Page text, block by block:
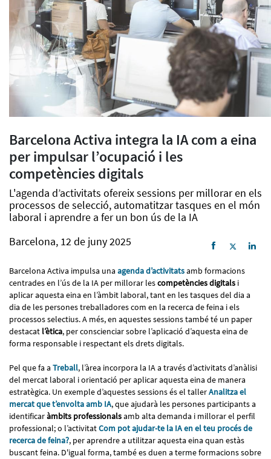
Barcelona Activa integra la IA com a eina
per impulsar l’ocupació i les
competències digitals
L'agenda d’activitats ofereix sessions per millorar en els
processos de selecció, automatitzar tasques en el món
laboral i aprendre a fer un bon ús de la IA
Barcelona, 12 de juny 2025
Barcelona Activa impulsa una agenda d’activitatsamb formacions
centrades en l’ús de la IA per millorar lescompetències digitals i
aplicar aquesta eina en l’àmbit laboral, tant en les tasques del dia a
dia de les persones treballadores com en la recerca de feina i els
processos selectius. A més, en aquestes sessions també té un paper
destacat l’ètica, per conscienciar sobre l’aplicació d’aquesta eina de
forma responsable i respectant els drets digitals.
Pel que fa a Treball, l’àrea incorpora la IA a través d’activitats d’anàlisi
del mercat laboral i orientació per aplicar aquesta eina de manera
estratègica. Un exemple d’aquestes sessions és el tallerAnalitza el
mercat que t’envolta amb IA, que ajudarà les persones participants a
identificaràmbits professionalsamb alta demanda i millorar el perfil
professional; o l’activitatCom pot ajudar-te la IA en el teu procés de
recerca de feina?, per aprendre a utilitzar aquesta eina quan estàs
buscant feina. D'igual forma, també es duen a terme formacions sobre